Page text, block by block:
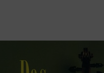
2 kundbetyg